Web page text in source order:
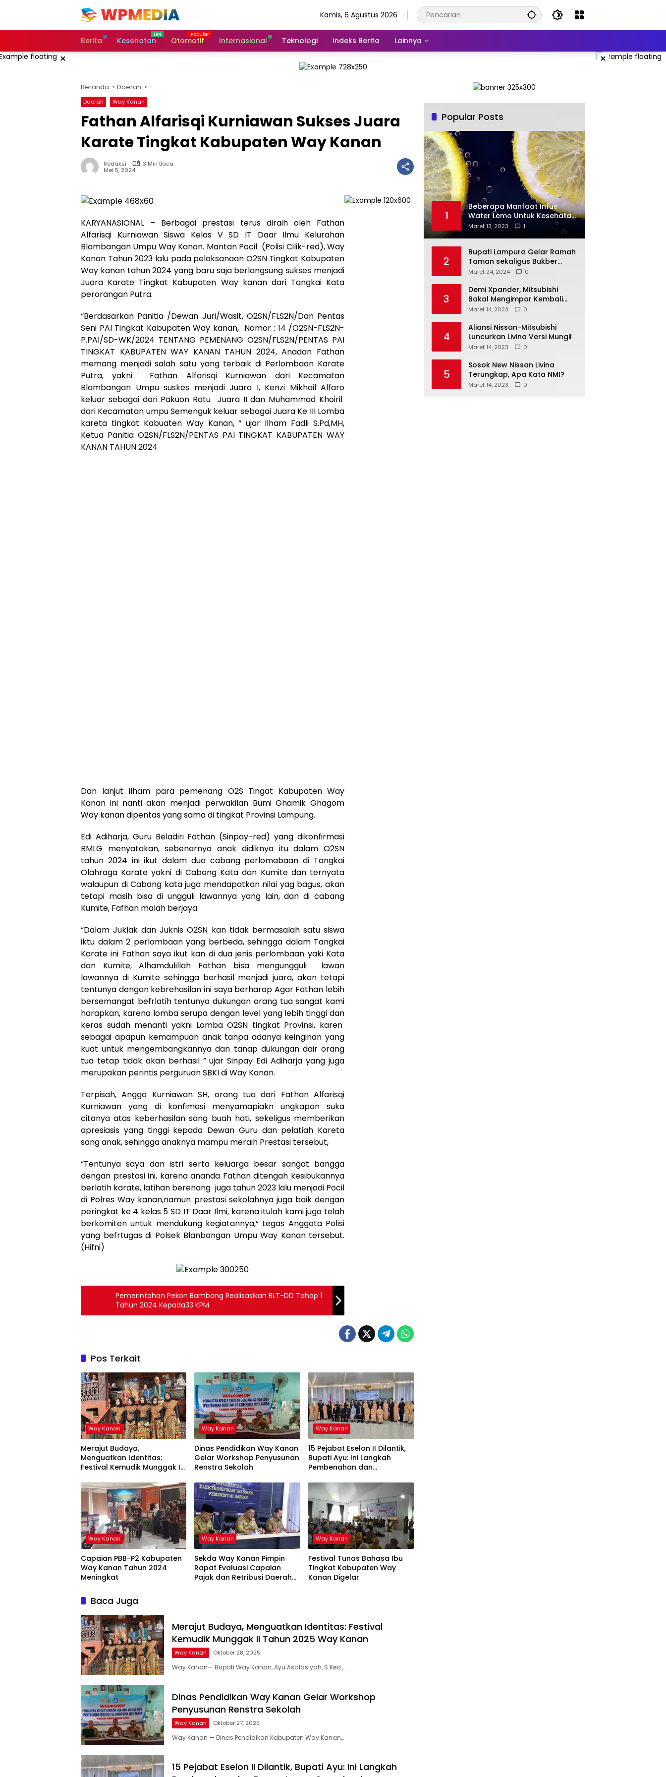
Kamis, 6 Agustus 2026
Berita Kesehatan Otomotif Internasional Teknologi Indeks Berita Lainnya
× ×
Beranda Daerah
Daerah Way Kanan
Fathan Alfarisqi Kurniawan Sukses Juara
Karate Tingkat Kabupaten Way Kanan
Redaksi
3 Min Baca
Mei 5, 2024
KARYANASIONAL – Berbagai prestasi terus diraih oleh Fathan
Alfarisqi Kurniawan Siswa Kelas V SD IT Daar Ilmu Kelurahan
Blambangan Umpu Way Kanan. Mantan Pocil (Polisi Cilik-red), Way
Kanan Tahun 2023 lalu pada pelaksanaan O2SN Tingkat Kabupaten
Way kanan tahun 2024 yang baru saja berlangsung sukses menjadi
Juara Karate Tingkat Kabupaten Way kanan dari Tangkai Kata
perorangan Putra.
“Berdasarkan Panitia /Dewan Juri/Wasit, O2SN/FLS2N/Dan Pentas
Seni PAI Tingkat Kabupaten Way kanan, Nomor : 14 /O2SN-FLS2N-
P.PAI/SD-WK/2024 TENTANG PEMENANG O2SN/FLS2N/PENTAS PAI
TINGKAT KABUPATEN WAY KANAN TAHUN 2024, Anadan Fathan
memang menjadi salah satu yang terbaik di Perlombaan Karate
Putra, yakni Fathan Alfarisqi Kurniawan dari Kecamatan
Blambangan Umpu suskes menjadi Juara I, Kenzi Mikhail Alfaro
keluar sebagai dari Pakuon Ratu Juara II dan Muhammad Khoiril
dari Kecamatan umpu Semenguk keluar sebagai Juara Ke III Lomba
kareta tingkat Kabuaten Way Kanan, “ ujar Ilham Fadli S.Pd,MH,
Ketua Panitia O2SN/FLS2N/PENTAS PAI TINGKAT KABUPATEN WAY
KANAN TAHUN 2024
Dan lanjut Ilham para pemenang O2S Tingat Kabupaten Way
Kanan ini nanti akan menjadi perwakilan Bumi Ghamik Ghagom
Way kanan dipentas yang sama di tingkat Provinsi Lampung.
Edi Adiharja, Guru Beladiri Fathan (Sinpay-red) yang dikonfirmasi
RMLG menyatakan, sebenarnya anak didiknya itu dalam O2SN
tahun 2024 ini ikut dalam dua cabang perlomabaan di Tangkai
Olahraga Karate yakni di Cabang Kata dan Kumite dan ternyata
walaupun di Cabang kata juga mendapatkan nilai yag bagus, akan
tetapi masih bisa di ungguli lawannya yang lain, dan di cabang
Kumite, Fafhan malah berjaya.
“Dalam Juklak dan Juknis O2SN kan tidak bermasalah satu siswa
iktu dalam 2 perlombaan yang berbeda, sehingga dalam Tangkai
Karate ini Fathan saya ikut kan di dua jenis perlombaan yaki Kata
dan Kumite, Alhamdulillah Fathan bisa mengungguli lawan
lawannya di Kumite sehingga berhasil menjadi juara, akan tetapi
tentunya dengan kebrehasilan ini saya berharap Agar Fathan lebih
bersemangat befrlatih tentunya dukungan orang tua sangat kami
harapkan, karena lomba serupa dengan level yang lebih tinggi dan
keras sudah menanti yakni Lomba O2SN tingkat Provinsi, karen
sebagai apapun kemampuan anak tanpa adanya keinginan yang
kuat untuk mengembangkannya dan tanap dukungan dair orang
tua tetap tidak akan berhasil ” ujar Sinpay Edi Adiharja yang juga
merupakan perintis perguruan SBKI di Way Kanan.
Terpisah, Angga Kurniawan SH, orang tua dari Fathan Alfarisqi
Kurniawan yang di konfimasi menyamapiakn ungkapan suka
citanya atas keberhasilan sang buah hati, sekeligus memberikan
apresiasis yang tinggi kepada Dewan Guru dan pelatiah Kareta
sang anak, sehingga anaknya mampu meraih Prestasi tersebut,
“Tentunya saya dan istri serta keluarga besar sangat bangga
dengan prestasi ini, karena ananda Fathan ditengah kesibukannya
berlatih karate, latihan berenang juga tahun 2023 lalu menjadi Pocil
di Polres Way kanan,namun prestasi sekolahnya juga baik dengan
peringkat ke 4 kelas 5 SD IT Daar Ilmi, karena itulah kami juga telah
berkomiten untuk mendukung kegiatannya,“ tegas Anggota Polisi
yang befrtugas di Polsek Blanbangan Umpu Way Kanan tersebut.
(Hifni)
Pemerintahan Pekon Bambang Realisasikan BLT-DD Tahap 1
Tahun 2024 Kepada33 KPM
Pos Terkait
Way Kanan
Merajut Budaya,
Menguatkan Identitas:
Festival Kemudik Munggak II
Way Kanan
Dinas Pendidikan Way Kanan
Gelar Workshop Penyusunan
Renstra Sekolah
Way Kanan
15 Pejabat Eselon II Dilantik,
Bupati Ayu: Ini Langkah
Pembenahan dan
Way Kanan
Capaian PBB-P2 Kabupaten
Way Kanan Tahun 2024
Meningkat
Way Kanan
Sekda Way Kanan Pimpin
Rapat Evaluasi Capaian
Pajak dan Retribusi Daerah
Way Kanan
Festival Tunas Bahasa Ibu
Tingkat Kabupaten Way
Kanan Digelar
Baca Juga
Merajut Budaya, Menguatkan Identitas: Festival
Kemudik Munggak II Tahun 2025 Way Kanan
Way Kanan Oktober 28, 2025
Way Kanan— Bupati Way Kanan, Ayu Asalasiyah, S.Ked.,…
Dinas Pendidikan Way Kanan Gelar Workshop
Penyusunan Renstra Sekolah
Way Kanan Oktober 27, 2025
Way Kanan — Dinas Pendidikan Kabupaten Way Kanan…
15 Pejabat Eselon II Dilantik, Bupati Ayu: Ini Langkah
Popular Posts
1
Beberapa Manfaat Infus
Water Lemo Untuk Kesehatan
Anda
Maret 13, 2023 1
2
Bupati Lampura Gelar Ramah
Taman sekaligus Bukber
dengan Forkopimda
Maret 24, 2024 0
3
Demi Xpander, Mitsubishi
Bakal Mengimpor Kembali
Pajero Sport
Maret 14, 2023 0
4
Aliansi Nissan-Mitsubishi
Luncurkan Livina Versi Mungil
Maret 14, 2023 0
5
Sosok New Nissan Livina
Terungkap, Apa Kata NMI?
Maret 14, 2023 0